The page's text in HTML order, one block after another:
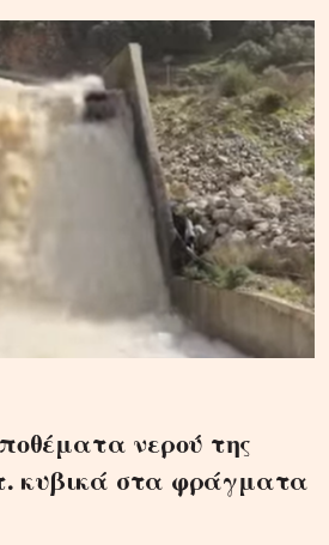
νερού της
κυβικά στα φράγματα